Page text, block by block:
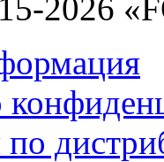
2026